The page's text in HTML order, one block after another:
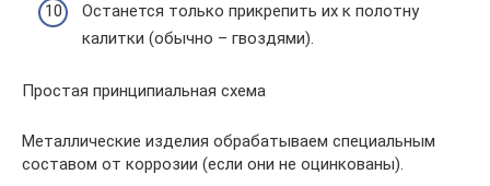
Останется только прикрепить их к полотну
калитки (обычно – гвоздями).
Простая принципиальная схема
Металлические изделия обрабатываем специальным
составом от коррозии (если они не оцинкованы).